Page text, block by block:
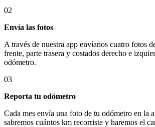
02
Envía las fotos
A través de nuestra app envíanos cuatro fotos
frente, parte trasera y costados derecho e
odómetro.
03
Reporta tu odómetro
Cada mes envía una foto de tu odómetro en la
sabremos cuántos km recorriste y haremos el